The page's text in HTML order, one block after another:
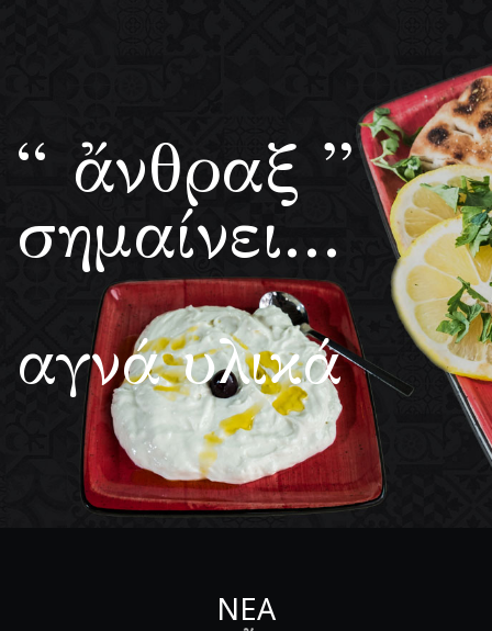
“ ἄνθραξ ”
σημαίνει...
αγνά υλικά
ΝΕΑ